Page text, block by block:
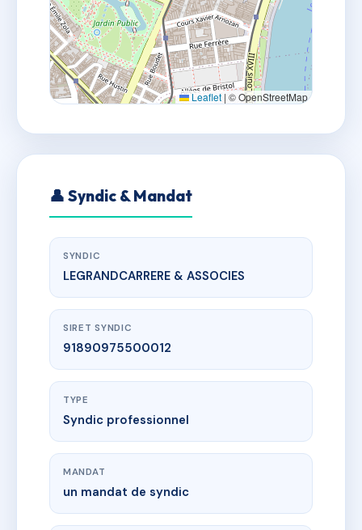
Leaflet | © OpenStreetMap
👤 Syndic & Mandat
SYNDIC
LEGRANDCARRERE & ASSOCIES
SIRET SYNDIC
91890975500012
TYPE
Syndic professionnel
MANDAT
un mandat de syndic